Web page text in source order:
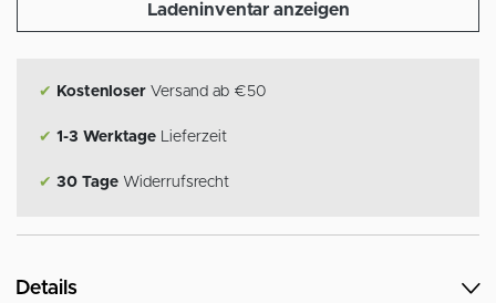
Ladeninventar anzeigen
✔ Kostenloser Versand ab €50
✔ 1-3 Werktage Lieferzeit
✔ 30 Tage Widerrufsrecht
Details